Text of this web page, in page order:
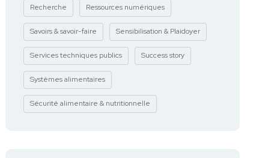
Recherche Ressources numériques
Savoirs & savoir-faire Sensibilisation & Plaidoyer
Services techniques publics Success story
Systèmes alimentaires
Sécurité alimentaire & nutritionnelle